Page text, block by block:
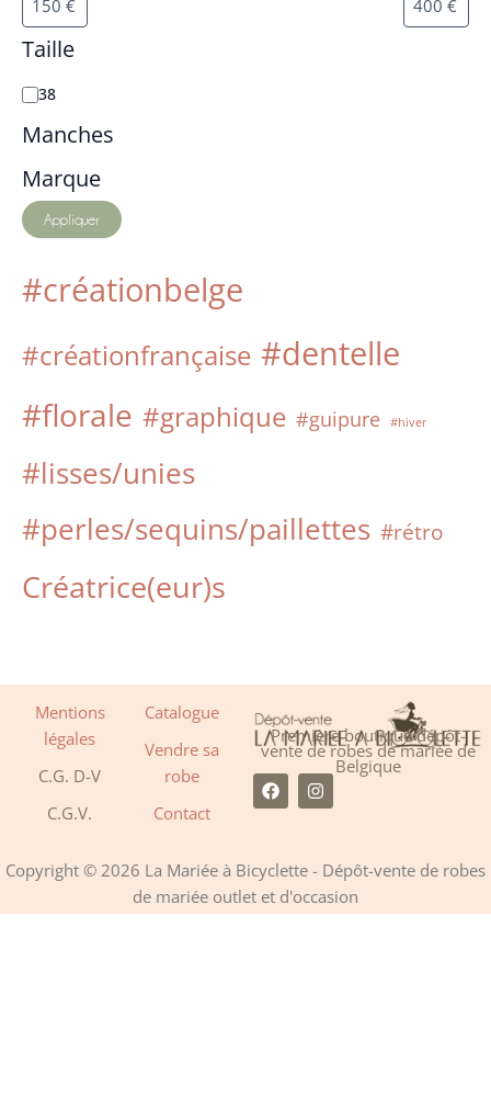
Taille
38
Manches
Marque
Appliquer
#créationbelge
#créationfrançaise #dentelle
#florale #graphique #guipure #hiver
#lisses/unies
#perles/sequins/paillettes #rétro
Créatrice(eur)s
Mentions
légales
C.G. D-V
C.G.V.
Catalogue
Vendre sa
robe
Contact
Première boutique dépôt-
vente de robes de mariée de
Belgique
F
a
c
o
o
k
I
n
s
g
a
m
Copyright © 2026 La Mariée à Bicyclette - Dépôt-vente de robes
de mariée outlet et d'occasion